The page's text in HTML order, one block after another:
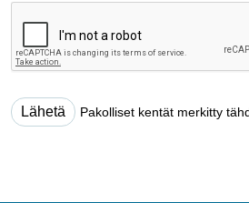
Pakolliset kentät merkitty